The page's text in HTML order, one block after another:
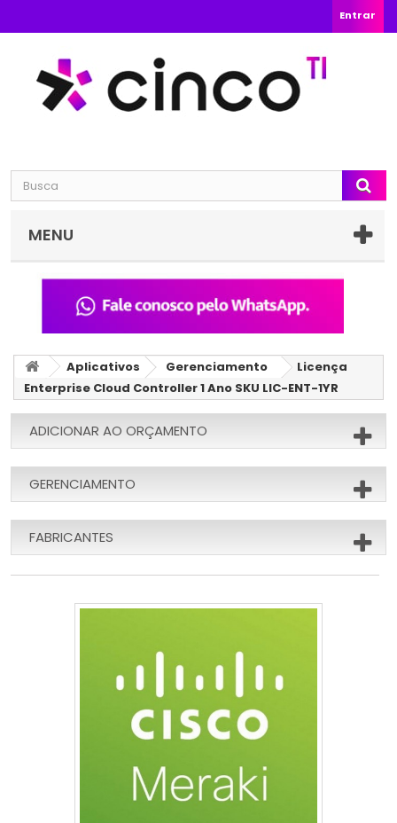
Entrar
MENU
Aplicativos Gerenciamento
Licença
Enterprise Cloud Controller 1 Ano SKU LIC-ENT-1YR
ADICIONAR AO ORÇAMENTO
GERENCIAMENTO
FABRICANTES